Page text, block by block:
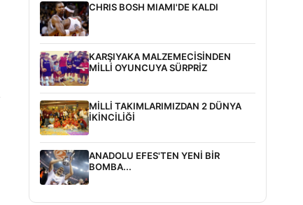
CHRIS BOSH MIAMI'DE KALDI
KARŞIYAKA MALZEMECİSİNDEN
MİLLİ OYUNCUYA SÜRPRİZ
MİLLİ TAKIMLARIMIZDAN 2 DÜNYA
İKİNCİLİĞİ
ANADOLU EFES'TEN YENİ BİR
BOMBA...